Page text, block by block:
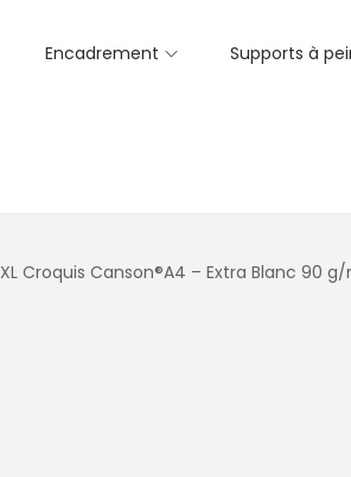
Encadrement Supports à
XL Croquis Canson®A4 – Extra Blanc 90 g/